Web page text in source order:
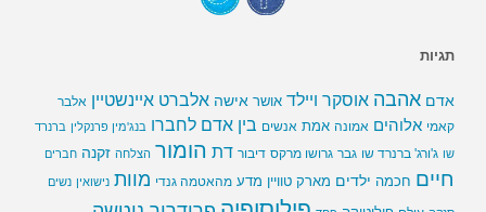
תגיות
אדם אהבה אוסקר ויילד אושר אישה אלברט איינשטיין אלבר
קאמי אלוהים אמונה אמת אנשים בין אדם לחברו בנג'מין פרנקלין ברנרד
שו ג'ורג' ברנרד שו גבר גרושו מרקס דיבור דת הומור הצלחה זקנה חברים
חיים חכמה ילדים מארק טוויין מדע מהאטמה גנדי מוות נישואין נשים